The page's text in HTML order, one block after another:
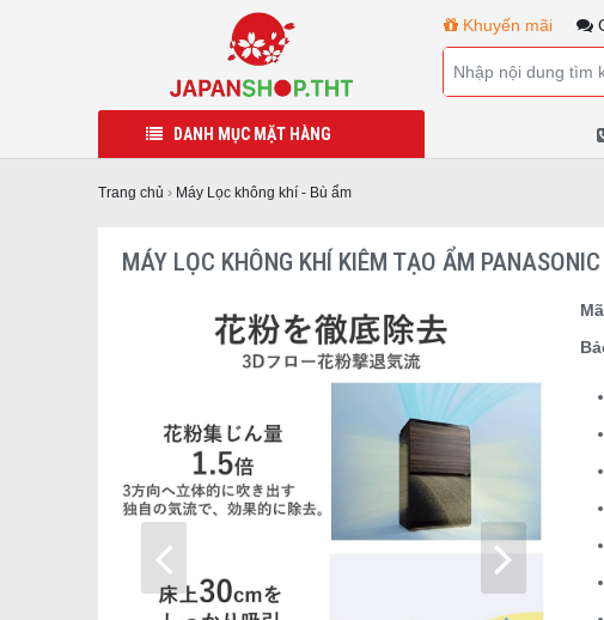
Khuyến mãi
DANH MỤC MẶT HÀNG
Trang chủ › Máy Lọc không khí - Bù ẩm
MÁY LỌC KHÔNG KHÍ KIÊM TẠO ẨM